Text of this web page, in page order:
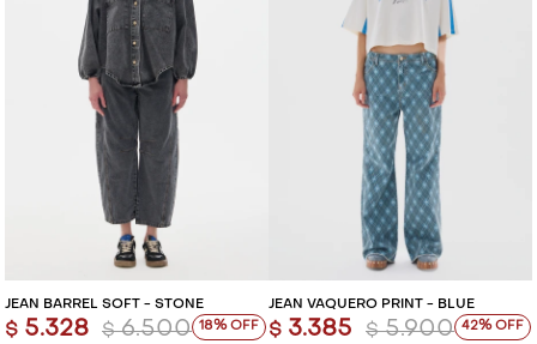
JEAN BARREL SOFT - STONE
$ 5.328 $ 6.500 18
JEAN VAQUERO PRINT - BLUE
$ 3.385 $ 5.900 42